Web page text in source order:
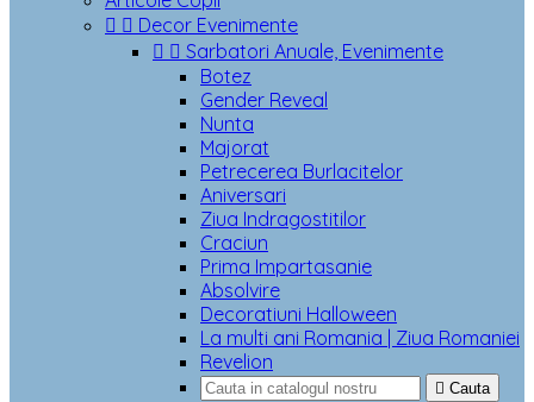
  Decor Evenimente
  Sarbatori Anuale, Evenimente
Botez
Gender Reveal
Nunta
Majorat
Petrecerea Burlacitelor
Aniversari
Ziua Indragostitilor
Craciun
Prima Impartasanie
Absolvire
Decoratiuni Halloween
La multi ani Romania | Ziua Romaniei
Revelion
 Cauta